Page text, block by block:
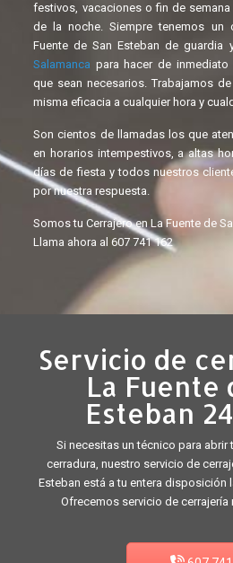
festivos, vacaciones o fin de
de la noche. Siempre tenemos un
Fuente de San Esteban de
Salamanca para hacer de
que sean necesarios. Trabajamos
misma eficacia a cualquier hora y
Son cientos de llamadas los que
en horarios intempestivos, a altas
días de fiesta y todos nuestros
por nuestra respuesta.
Somos tu Cerrajero en La Fuente de
Llama ahora al607 741 162
Servicio de
La Fuente
Esteban
Si necesitas un técnico para abrir
cerradura, nuestro servicio de
Esteban está a tu entera disposición
Ofrecemos servicio de cerrajería